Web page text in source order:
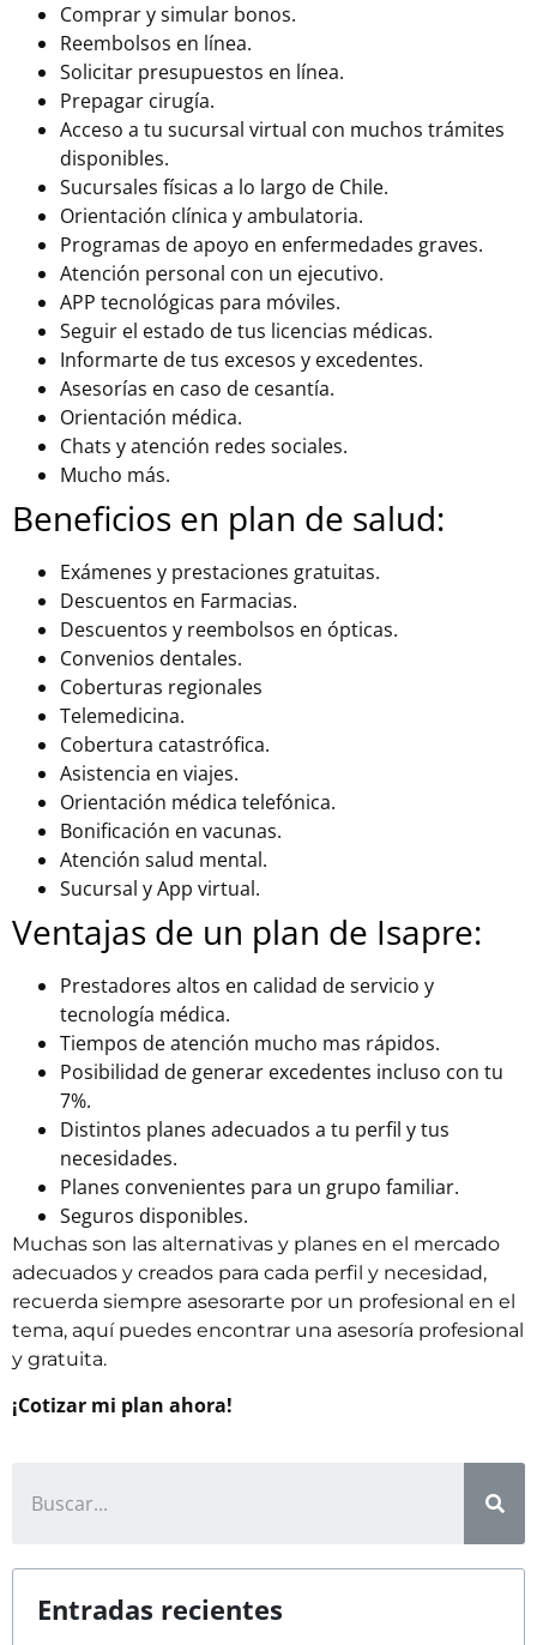
Comprar y simular bonos.
Reembolsos en línea.
Solicitar presupuestos en línea.
Prepagar cirugía.
Acceso a tu sucursal virtual con muchos trámites
disponibles.
Sucursales físicas a lo largo de Chile.
Orientación clínica y ambulatoria.
Programas de apoyo en enfermedades graves.
Atención personal con un ejecutivo.
APP tecnológicas para móviles.
Seguir el estado de tus licencias médicas.
Informarte de tus excesos y excedentes.
Asesorías en caso de cesantía.
Orientación médica.
Chats y atención redes sociales.
Mucho más.
Beneficios en plan de salud:
Exámenes y prestaciones gratuitas.
Descuentos en Farmacias.
Descuentos y reembolsos en ópticas.
Convenios dentales.
Coberturas regionales
Telemedicina.
Cobertura catastrófica.
Asistencia en viajes.
Orientación médica telefónica.
Bonificación en vacunas.
Atención salud mental.
Sucursal y App virtual.
Ventajas de un plan de Isapre:
Prestadores altos en calidad de servicio y
tecnología médica.
Tiempos de atención mucho mas rápidos.
Posibilidad de generar excedentes incluso con tu
7%.
Distintos planes adecuados a tu perfil y tus
necesidades.
Planes convenientes para un grupo familiar.
Seguros disponibles.
Muchas son las alternativas y planes en el mercado
adecuados y creados para cada perfil y necesidad,
recuerda siempre asesorarte por un profesional en el
tema, aquí puedes encontrar una asesoría profesional
y gratuita.
¡Cotizar mi plan ahora!
Entradas recientes